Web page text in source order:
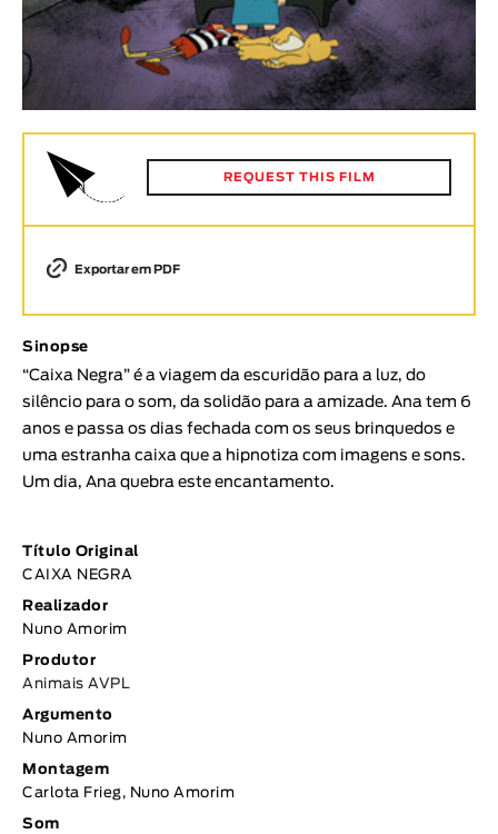
Animar
DURAÇÃO
Animação
TÓPICOS
Tópicos selecionados
REQUEST THIS FILM
Exportar em PDF
Sinopse
“Caixa Negra” é a viagem da escuridão para a luz, do
silêncio para o som, da solidão para a amizade. Ana tem 6
anos e passa os dias fechada com os seus brinquedos e
uma estranha caixa que a hipnotiza com imagens e sons.
Um dia, Ana quebra este encantamento.
Título Original
CAIXA NEGRA
Realizador
Nuno Amorim
Produtor
Animais AVPL
Argumento
Nuno Amorim
Montagem
Carlota Frieg, Nuno Amorim
Som